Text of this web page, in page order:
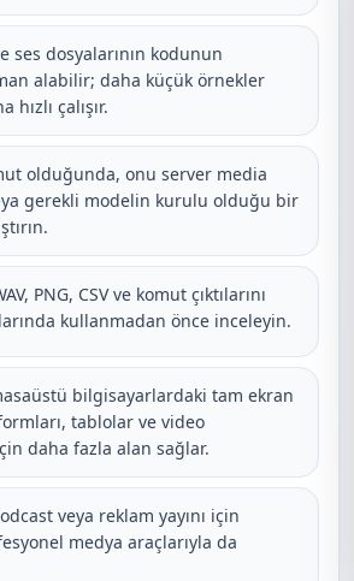
ses dosyalarının kodunun
alabilir; daha küçük örnekler
hızlı çalışır.
olduğunda, onu server media
gerekli modelin kurulu olduğu bir
PNG, CSV ve komut çıktılarını
kullanmadan önce inceleyin.
bilgisayarlardaki tam ekran
tablolar ve video
daha fazla alan sağlar.
veya reklam yayını için
medya araçlarıyla da